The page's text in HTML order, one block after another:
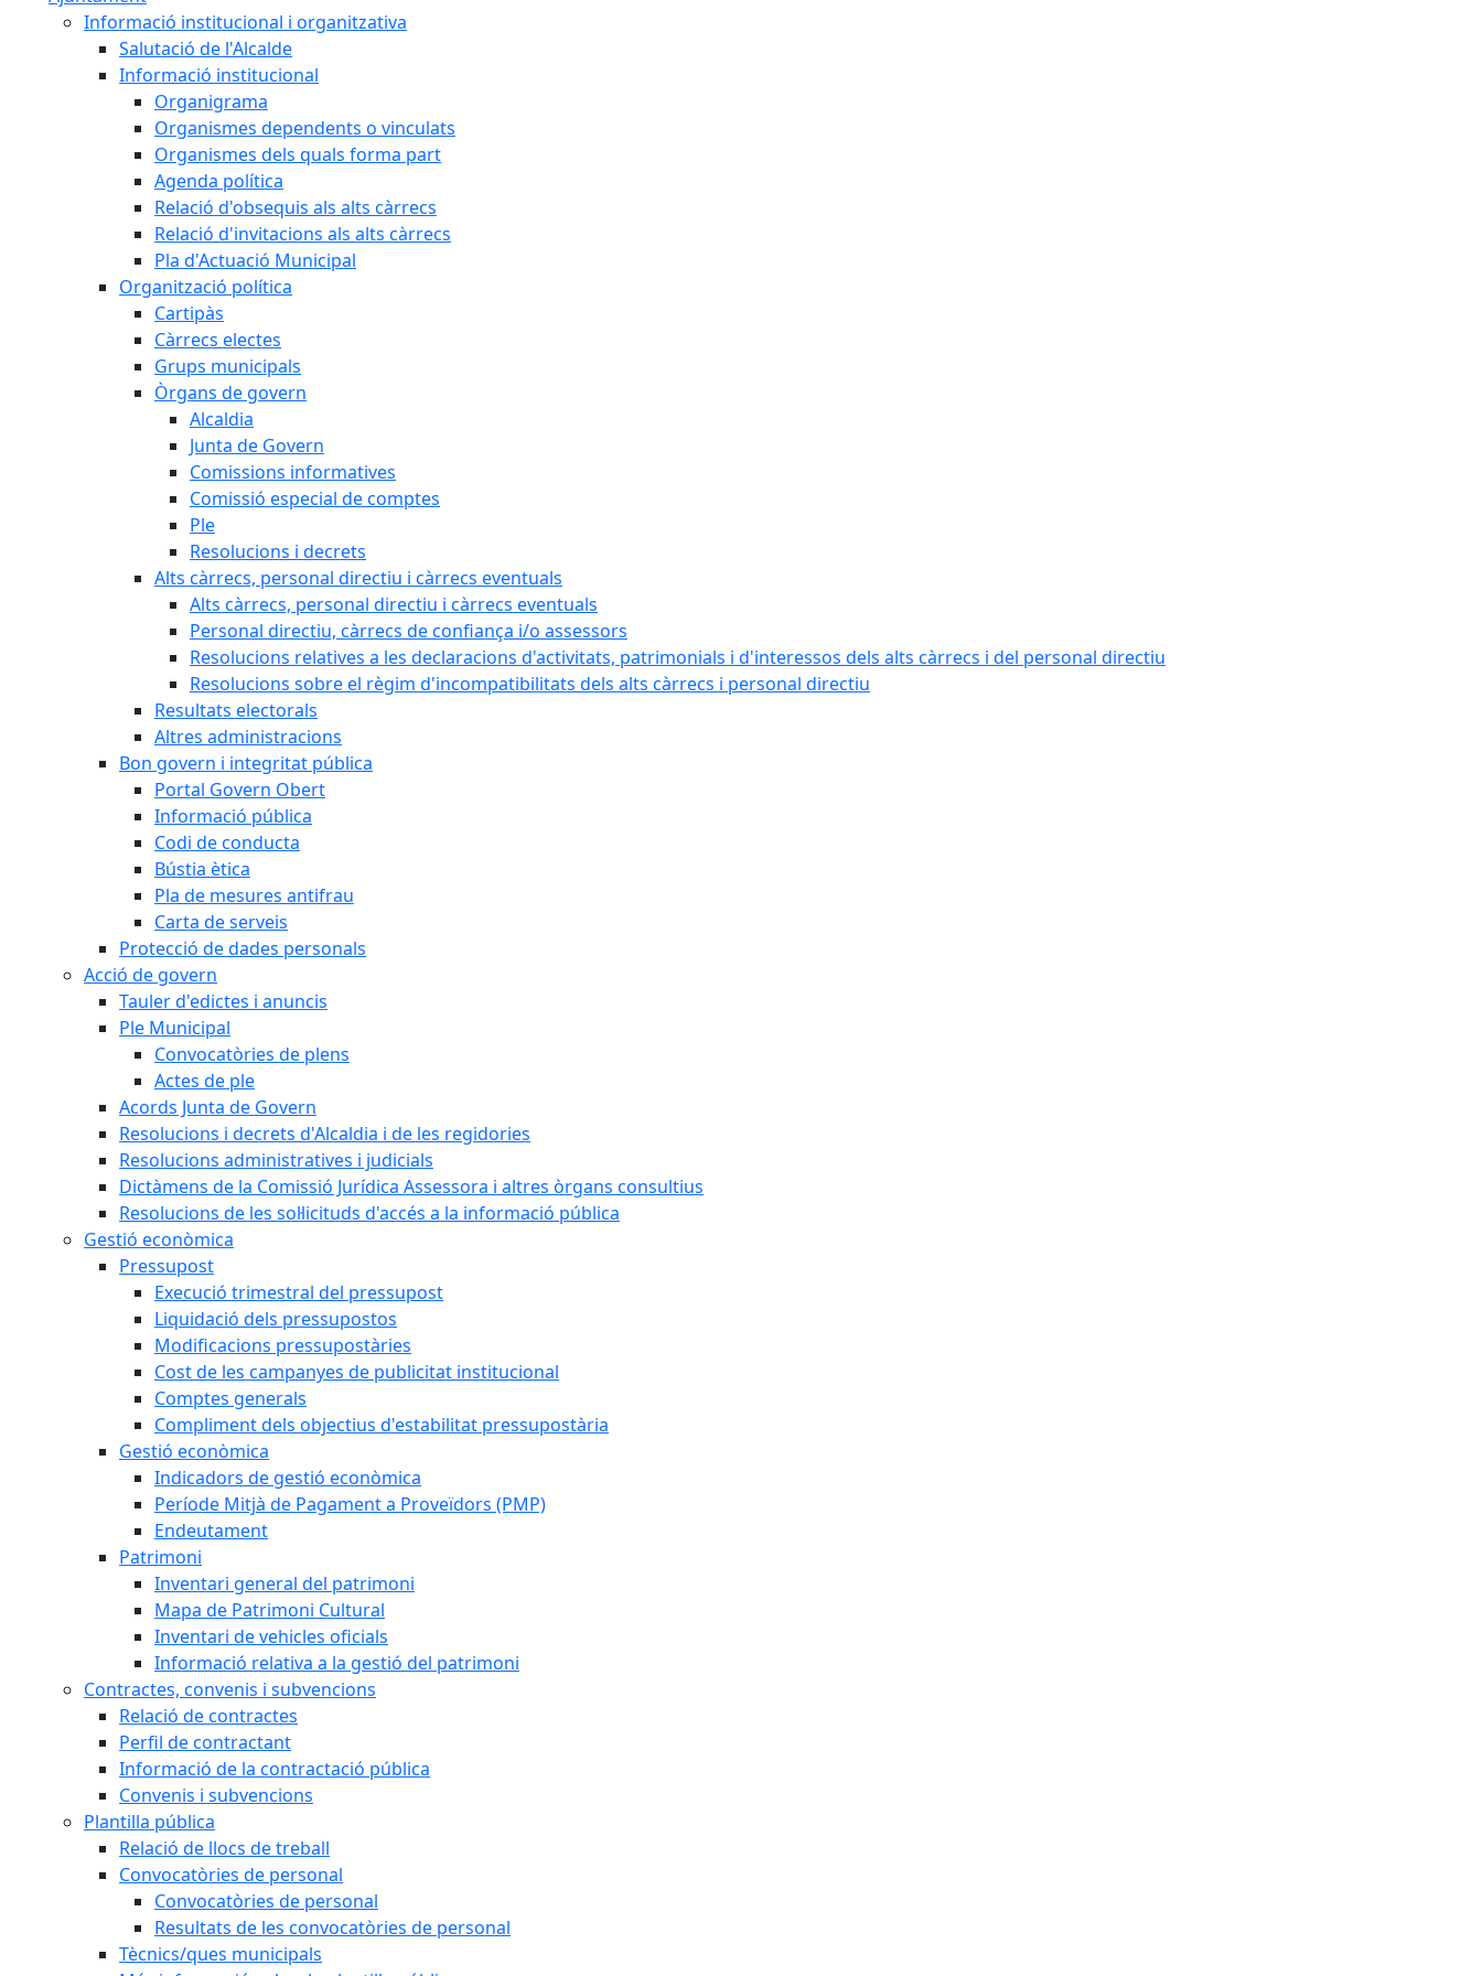
Informació institucional i organitzativa
Salutació de l'Alcalde
Informació institucional
Organigrama
Organismes dependents o vinculats
Organismes dels quals forma part
Agenda política
Relació d'obsequis als alts càrrecs
Relació d'invitacions als alts càrrecs
Pla d'Actuació Municipal
Organització política
Cartipàs
Càrrecs electes
Grups municipals
Òrgans de govern
Alcaldia
Junta de Govern
Comissions informatives
Comissió especial de comptes
Ple
Resolucions i decrets
Alts càrrecs, personal directiu i càrrecs eventuals
Alts càrrecs, personal directiu i càrrecs eventuals
Personal directiu, càrrecs de confiança i/o assessors
Resolucions relatives a les declaracions d'activitats, patrimonials i d'interessos dels alts càrrecs i del personal directiu
Resolucions sobre el règim d'incompatibilitats dels alts càrrecs i personal directiu
Resultats electorals
Altres administracions
Bon govern i integritat pública
Portal Govern Obert
Informació pública
Codi de conducta
Bústia ètica
Pla de mesures antifrau
Carta de serveis
Protecció de dades personals
Acció de govern
Tauler d'edictes i anuncis
Ple Municipal
Convocatòries de plens
Actes de ple
Acords Junta de Govern
Resolucions i decrets d'Alcaldia i de les regidories
Resolucions administratives i judicials
Dictàmens de la Comissió Jurídica Assessora i altres òrgans consultius
Resolucions de les sol·licituds d'accés a la informació pública
Gestió econòmica
Pressupost
Execució trimestral del pressupost
Liquidació dels pressupostos
Modificacions pressupostàries
Cost de les campanyes de publicitat institucional
Comptes generals
Compliment dels objectius d'estabilitat pressupostària
Gestió econòmica
Indicadors de gestió econòmica
Període Mitjà de Pagament a Proveïdors (PMP)
Endeutament
Patrimoni
Inventari general del patrimoni
Mapa de Patrimoni Cultural
Inventari de vehicles oficials
Informació relativa a la gestió del patrimoni
Contractes, convenis i subvencions
Relació de contractes
Perfil de contractant
Informació de la contractació pública
Convenis i subvencions
Plantilla pública
Relació de llocs de treball
Convocatòries de personal
Convocatòries de personal
Resultats de les convocatòries de personal
Tècnics/ques municipals